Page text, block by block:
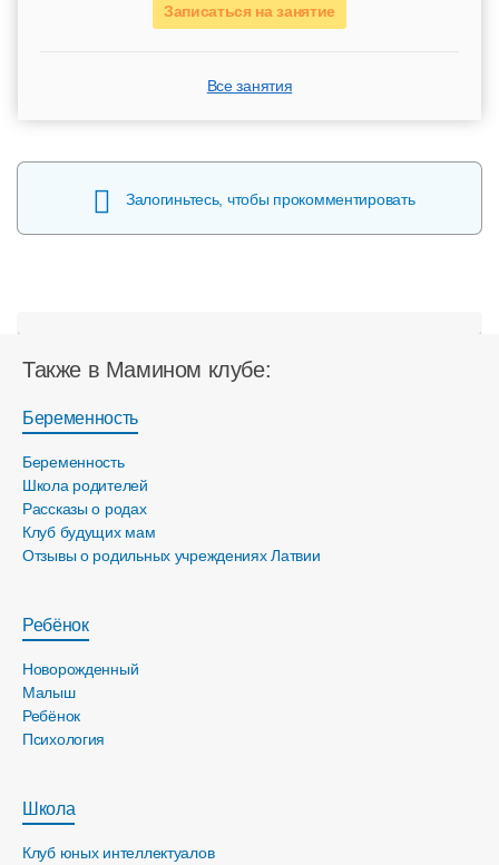
Записаться на занятие
Все занятия
Залогиньтесь, чтобы прокомментировать
Также в Мамином клубе:
Беременность
Беременность
Школа родителей
Рассказы о родах
Клуб будущих мам
Отзывы о родильных учреждениях Латвии
Ребёнок
Новорожденный
Малыш
Ребёнок
Психология
Школа
Клуб юных интеллектуалов